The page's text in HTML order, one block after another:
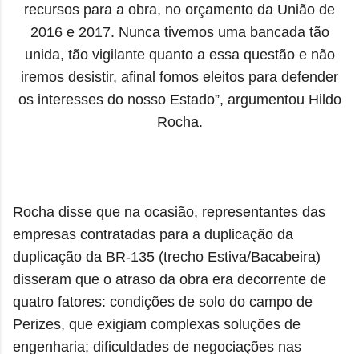
recursos para a obra, no orçamento da União de
2016 e 2017. Nunca tivemos uma bancada tão
unida, tão vigilante quanto a essa questão e não
iremos desistir, afinal fomos eleitos para defender
os interesses do nosso Estado”, argumentou Hildo
Rocha.
Rocha disse que na ocasião, representantes das
empresas contratadas para a duplicação da
duplicação da BR-135 (trecho Estiva/Bacabeira)
disseram que o atraso da obra era decorrente de
quatro fatores: condições de solo do campo de
Perizes, que exigiam complexas soluções de
engenharia; dificuldades de negociações nas